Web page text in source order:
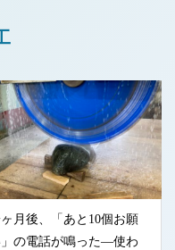
月後、「あと10個お願
」の電話が鳴った—使わ